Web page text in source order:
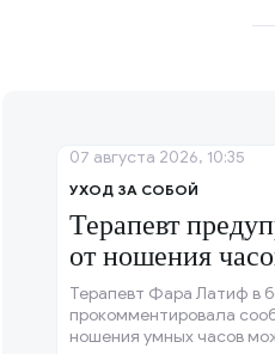
УХОД ЗА СОБОЙ
Терапевт
от ношения
Терапевт Фара Латиф в
прокомментировала
ношения умных часов
07 августа 2026, 10:35